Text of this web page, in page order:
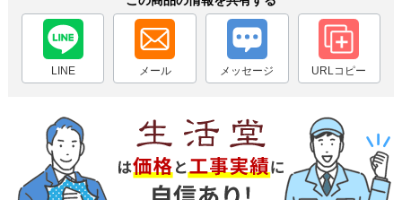
LINE メール メッセージ URLコピー